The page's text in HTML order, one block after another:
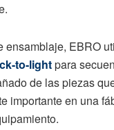
ensamblaje, EBRO
to-lightpara
de las piezas
importante en una